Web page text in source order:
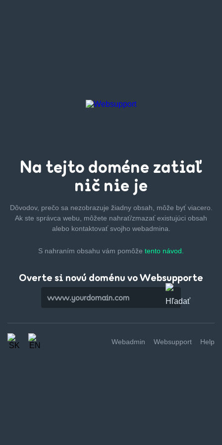
Na tejto doméne zatiaľ
nič nie je
Dôvodov, prečo sa nezobrazuje žiadny obsah, môže byťviacero.
Ak ste správca webu, môžete nahrať/zmazaťexistujúci obsah
alebo kontaktovať svojho webadmina.
S nahraním obsahu vám pomôže tento návod.
Overte si novú doménu vo Websupporte
Webadmin Websupport Help